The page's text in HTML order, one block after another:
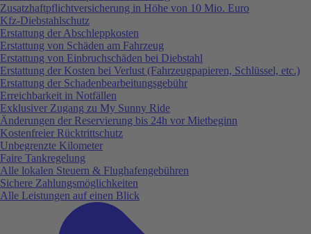
Zusatzhaftpflichtversicherung in Höhe von 10 Mio. Euro
Kfz-Diebstahlschutz
Erstattung der Abschleppkosten
Erstattung von Schäden am Fahrzeug
Erstattung von Einbruchschäden bei Diebstahl
Erstattung der Kosten bei Verlust (Fahrzeugpapieren, Schlüssel, etc.)
Erstattung der Schadenbearbeitungsgebühr
Erreichbarkeit in Notfällen
Exklusiver Zugang zu My Sunny Ride
Änderungen der Reservierung bis 24h vor Mietbeginn
Kostenfreier Rücktrittschutz
Unbegrenzte Kilometer
Faire Tankregelung
Alle lokalen Steuern & Flughafengebühren
Sichere Zahlungsmöglichkeiten
Alle Leistungen auf einen Blick